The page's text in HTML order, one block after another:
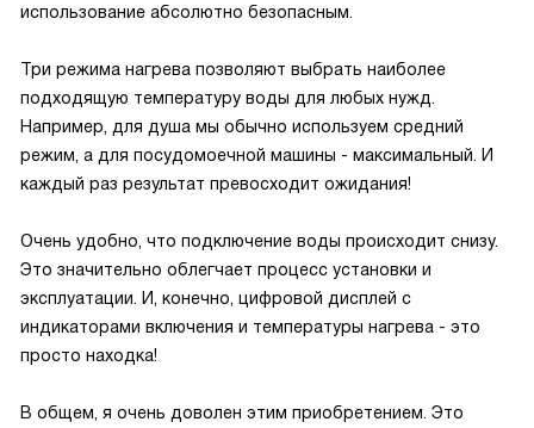
использование абсолютно безопасным.
Три режима нагрева позволяют выбрать наиболее
подходящую температуру воды для любых нужд.
Например, для душа мы обычно используем средний
режим, а для посудомоечной машины - максимальный. И
каждый раз результат превосходит ожидания!
Очень удобно, что подключение воды происходит снизу.
Это значительно облегчает процесс установки и
эксплуатации. И, конечно, цифровой дисплей с
индикаторами включения и температуры нагрева - это
просто находка!
В общем, я очень доволен этим приобретением. Это